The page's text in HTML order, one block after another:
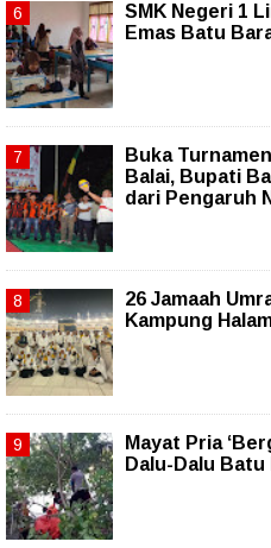
SMK Negeri 1
Emas Batu
Buka
Balai, Bupati
dari Pengaruh
26 Jamaah
Kampung
Mayat Pria
Dalu-Dalu Batu